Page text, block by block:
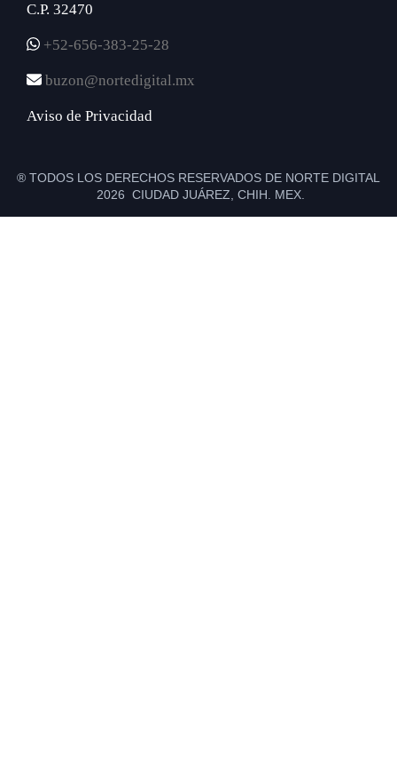
C.P. 32470
+52-656-383-25-28
buzon@nortedigital.mx
Aviso de Privacidad
® TODOS LOS DERECHOS RESERVADOS DE NORTE DIGITAL
2026 CIUDAD JUÁREZ, CHIH. MEX.